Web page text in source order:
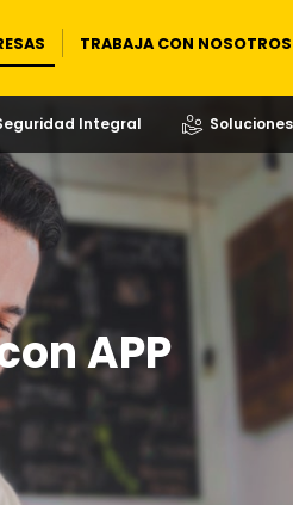
TRABAJA CON NOSOTROS
Integral
APP